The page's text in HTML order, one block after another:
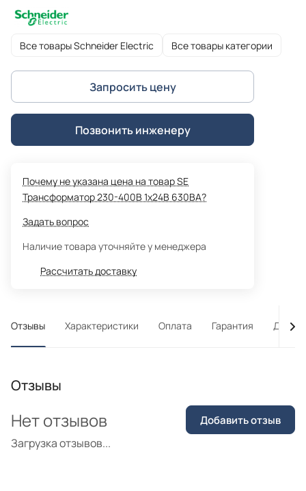
Все товары Schneider Electric Все товары категории
Запросить цену
Позвонить инженеру
Почему не указана цена на товар SE
Трансформатор 230-400В 1х24В 630ВA?
Задать вопрос
Наличие товара уточняйте у менеджера
Рассчитать доставку
Отзывы Характеристики Оплата Гарантия
Отзывы
Загрузка отзывов...
Нет отзывов Добавить отзыв